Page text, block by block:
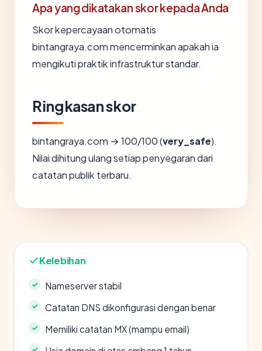
Apa yang dikatakan skor kepada Anda
Skor kepercayaan otomatis
bintangraya.com mencerminkan apakah ia
mengikuti praktik infrastruktur standar.
Ringkasan skor
bintangraya.com → 100/100 (very_safe).
Nilai dihitung ulang setiap penyegaran dari
catatan publik terbaru.
Kelebihan
Nameserver stabil
Catatan DNS dikonfigurasi dengan benar
Memiliki catatan MX (mampu email)